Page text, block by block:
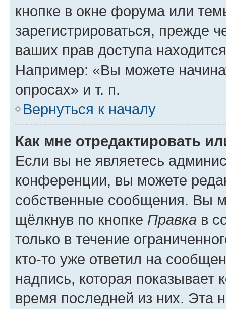
кнопке в окне форума или
зарегистрироваться, прежде
ваших прав доступа
Например: «Вы можете
опросах» и т. п.
Вернуться к началу
Как мне отредактировать
Если вы не являетесь
конференции, вы можете
собственные сообщения. Вы
щёлкнув по кнопке Правка в
только в течение
кто-то уже ответил на
надпись, которая показывает
время последней из них. Эта